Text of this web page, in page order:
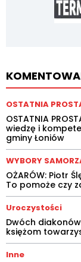
OSTATNIA
OSTATNIA
wiedzę i
gminy Łoniów
WYBORY
OŻARÓW: Piotr
To pomoże czy
Uroczystości
Dwóch diakonów
księżom
Inne